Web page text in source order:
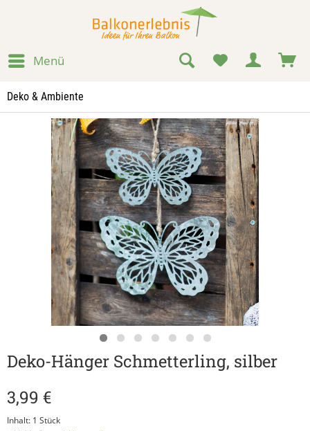
Menü
Deko & Ambiente
Deko-Hänger Schmetterling, silber
3,99 €
Inhalt: 1 Stück